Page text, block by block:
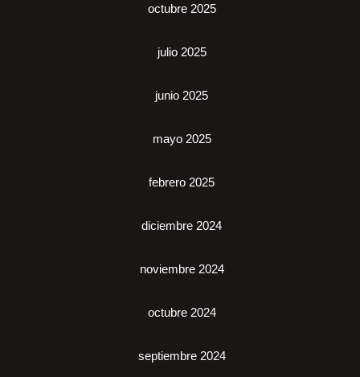
octubre 2025
julio 2025
junio 2025
mayo 2025
febrero 2025
diciembre 2024
noviembre 2024
octubre 2024
septiembre 2024